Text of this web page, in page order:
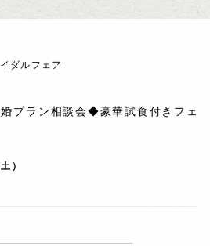
ダルフェア
婚プラン相談会◆豪華試食付きフェ
）